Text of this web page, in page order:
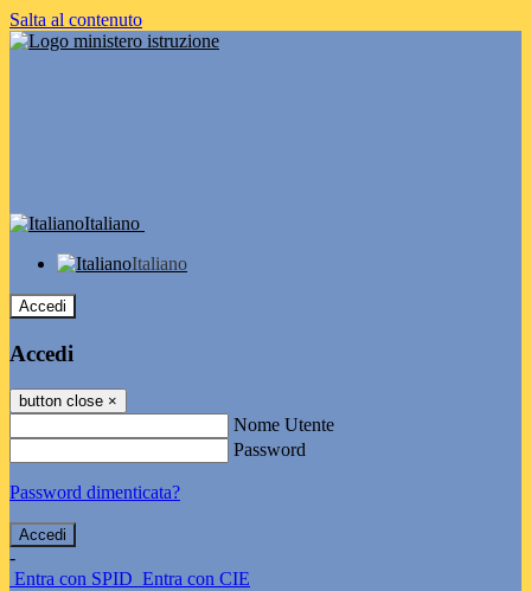
Salta al contenuto
Italiano
Italiano
Accedi
Accedi
button close ×
Nome Utente
Password
Password dimenticata?
-
Entra con SPID Entra con CIE